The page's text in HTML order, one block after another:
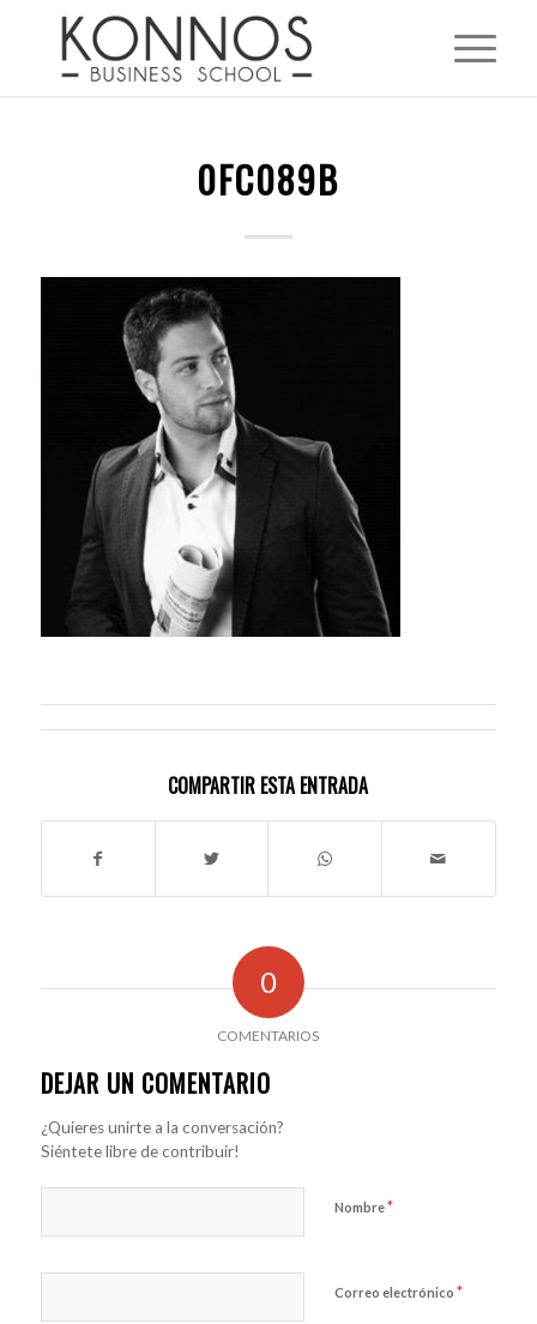
0FC089B
COMPARTIR ESTA ENTRADA
0
COMENTARIOS
DEJAR UN COMENTARIO
¿Quieres unirte a la conversación?
Siéntete libre de contribuir!
Nombre*
Correo electrónico *